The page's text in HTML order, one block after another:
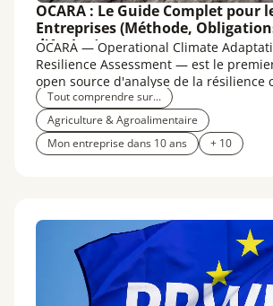
OCARA : Le Guide Complet pour
Entreprises (Méthode,
d'Action)
OCARA — Operational Climate
Resilience Assessment — est le
open source d'analyse de la résilience
entreprises, développé par Carbone 4
avec l'ADEME, HDI Global France,
CCI Grand Est. Lancé en 2021, il est
disponible en version SaaS depuis
Tout comprendre sur...
Agriculture & Agroalimentaire
Mon entreprise dans 10 ans
+ 10